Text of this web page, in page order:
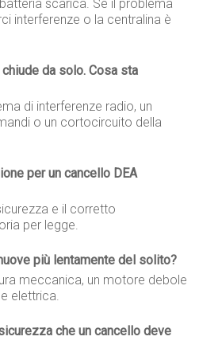
scarica. Se il problema
interferenze o la centralina è
da solo. Cosa sta
di interferenze radio, un
o un cortocircuito della
per un cancello DEA
e il corretto
per legge.
più lentamente del solito?
meccanica, un motore debole
elettrica.
che un cancello deve